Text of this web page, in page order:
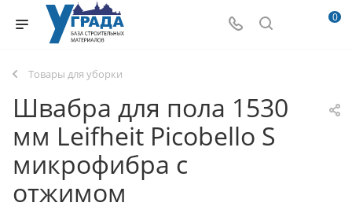
0
Товары для уборки
Швабра для пола 1530
мм Leifheit Picobello S
микрофибра с
отжимом